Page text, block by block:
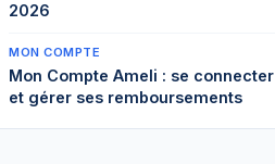
2026
MON COMPTE
Mon Compte Ameli : se connecter
et gérer ses remboursements